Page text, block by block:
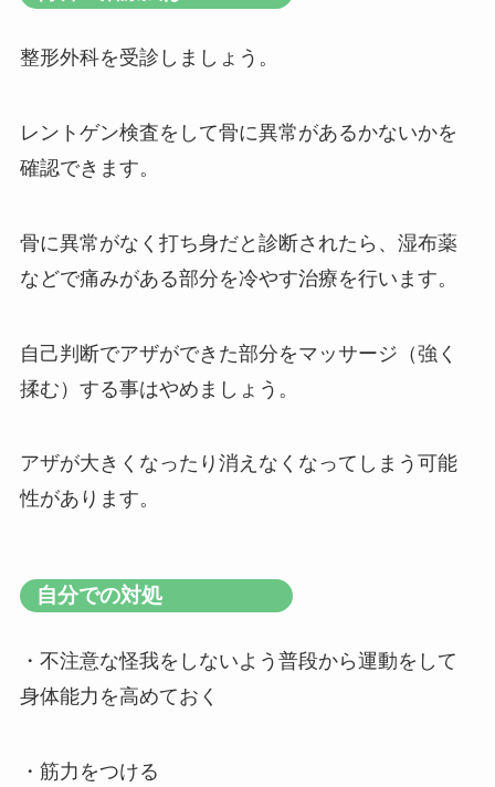
整形外科を受診しましょう。
レントゲン検査をして骨に異常があるかないかを
確認できます。
骨に異常がなく打ち身だと診断されたら、湿布薬
などで痛みがある部分を冷やす治療を行います。
自己判断でアザができた部分をマッサージ（強く
揉む）する事はやめましょう。
アザが大きくなったり消えなくなってしまう可能
性があります。
自分での対処
・不注意な怪我をしないよう普段から運動をして
身体能力を高めておく
・筋力をつける